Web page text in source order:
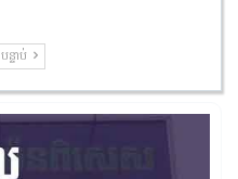
បន្ទាប់